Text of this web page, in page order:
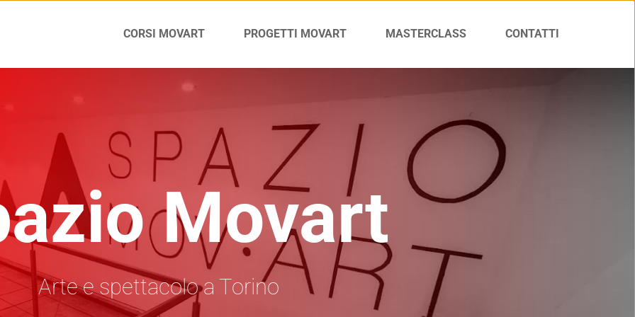
CORSI MOVART PROGETTI MOVART MASTERCLASS CONTATTI
Movart
Arte e spettacolo a Torino